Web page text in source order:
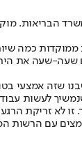
הבריאות.
ישיבה. חשוב לבדוק
לבחון יום-יום
שזה אמצעי
לעשות
ונשארה שכונה אחת בירושלים. היינו עם 140